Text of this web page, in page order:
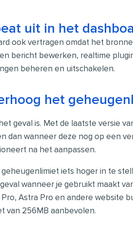
uit in het
ook vertragen omdat het
bericht bewerken, realtime
beheren en uitschakelen.
het
geval is. Met de laatste versie
dan wanneer deze nog op een
na het aanpassen.
iets hoger in te
wanneer je gebruikt maakt
Astra Pro en andere website
van 256MB aanbevolen.